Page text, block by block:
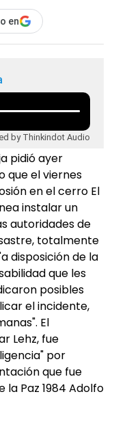
en
by Thinkindot Audio
pidió ayer
que el viernes
en el cerro El
instalar un
autoridades de
totalmente
disposición de la
que les
posibles
el incidente,
El
Lehz, fue
por
que fue
Paz 1984 Adolfo